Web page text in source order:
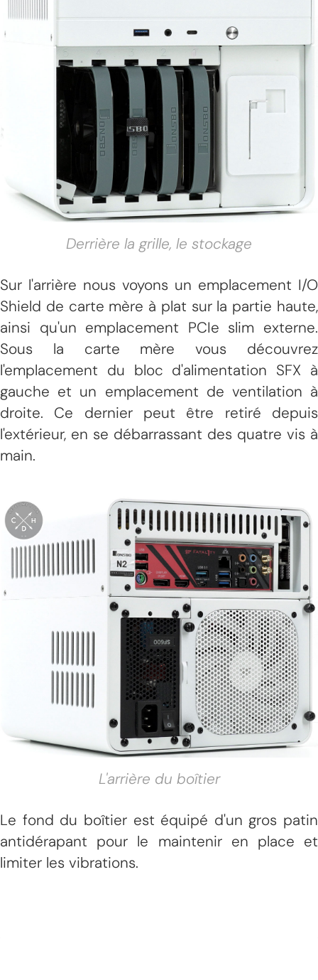
Derrière la grille, le stockage
Sur l'arrière nous voyons un emplacement I/O
Shield de carte mère à plat sur la partie haute,
ainsi qu'un emplacement PCIe slim externe.
Sous la carte mère vous découvrez
l'emplacement du bloc d'alimentation SFX à
gauche et un emplacement de ventilation à
droite. Ce dernier peut être retiré depuis
l'extérieur, en se débarrassant des quatre vis à
main.
L'arrière du boîtier
Le fond du boîtier est équipé d'un gros patin
antidérapant pour le maintenir en place et
limiter les vibrations.